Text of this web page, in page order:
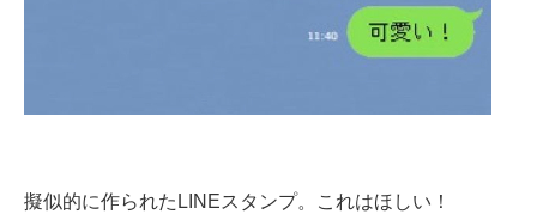
擬似的に作られたLINEスタンプ。これはほしい！